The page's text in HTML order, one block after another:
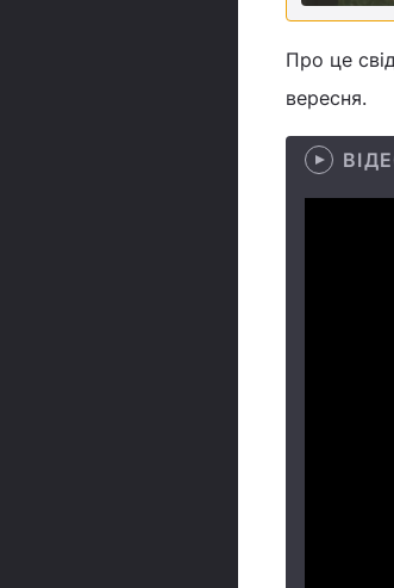
Про це
вересня.